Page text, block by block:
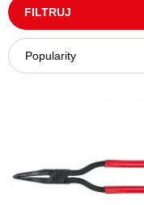
FILTRUJ